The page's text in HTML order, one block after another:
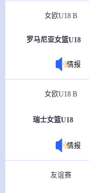
女欧U18 B
罗马尼亚女篮U18
情报
女欧U18 B
瑞士女篮U18
情报
友谊赛